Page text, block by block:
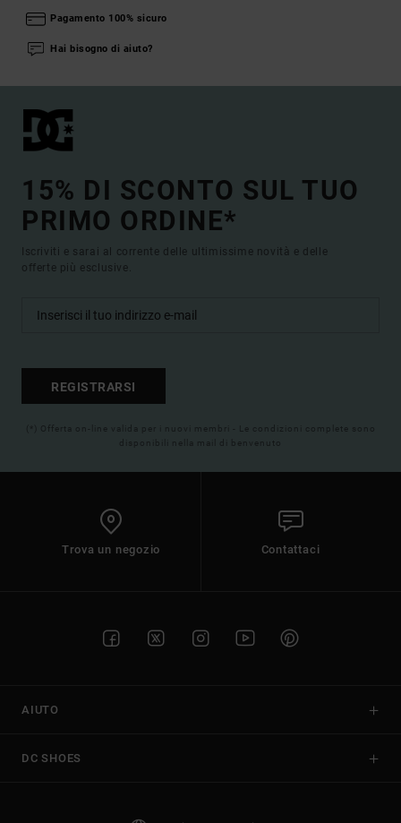
Pagamento 100% sicuro
Hai bisogno di aiuto?
15% DI SCONTO SUL TUO
PRIMO ORDINE*
Iscriviti e sarai al corrente delle ultimissime novità e delle
offerte più esclusive.
REGISTRARSI
(*) Offerta on-line valida per i nuovi membri - Le condizioni complete sono
disponibili nella mail di benvenuto
Trova un negozio Contattaci
AIUTO
DC SHOES